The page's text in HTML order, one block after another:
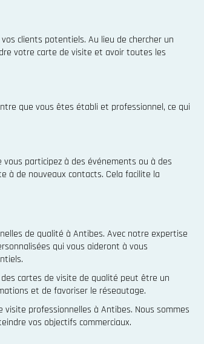
clients potentiels. Au lieu de chercher un
votre carte de visite et avoir toutes les
que vous êtes établi et professionnel, ce qui
participez à des événements ou à des
à de nouveaux contacts. Cela facilite la
de qualité à Antibes. Avec notre expertise
qui vous aideront à vous
cartes de visite de qualité peut être un
et de favoriser le réseautage.
professionnelles à Antibes. Nous sommes
vos objectifs commerciaux.